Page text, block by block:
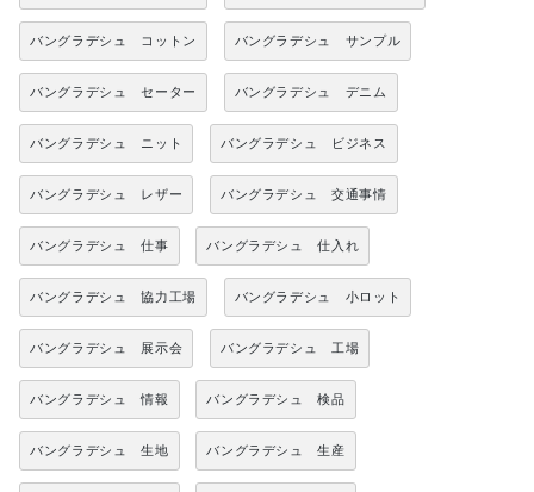
バングラデシュ コットン バングラデシュ サンプル
バングラデシュ セーター バングラデシュ デニム
バングラデシュ ニット バングラデシュ ビジネス
バングラデシュ レザー バングラデシュ 交通事情
バングラデシュ 仕事 バングラデシュ 仕入れ
バングラデシュ 協力工場 バングラデシュ 小ロット
バングラデシュ 展示会 バングラデシュ 工場
バングラデシュ 情報 バングラデシュ 検品
バングラデシュ 生地 バングラデシュ 生産